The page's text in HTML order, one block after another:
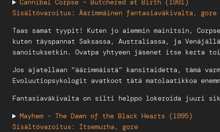
Cannibal Corpse – Butchered at Birth (1991)
Sisältövaroitus: Äärimmäinen fantasiaväkivalta, gore
Taas samat tyypit! Kuten jo aiemmin mainitsin,
kuten täyspannat Saksassa, Australiassa, ja
sanoituksetkin. Ovatpa yhtyeen jäsenet itse kerta
Jos ajatellaan “äärimmäistä” kansitaidetta, tämä
Evoluutiopsykologit avatkoot tätä matolaatikkoa
Fantasiaväkivalta on silti helppo lokeroida juuri
Mayhem – The Dawn of the Black Hearts (1995)
Sisältövaroitus: Itsemurha, gore